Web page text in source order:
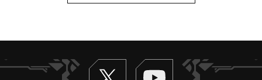
Twitter ヴァンガードch